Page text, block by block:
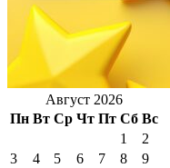
Август 2026
Пн Вт Ср Чт Пт Сб Вс
1
2
3
4 5 6 7 8
9